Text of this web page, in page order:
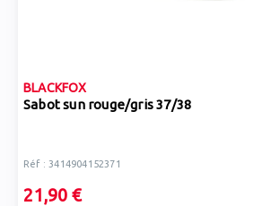
BLACKFOX
Sabot sun rouge/gris 37/38
Réf : 3414904152371
21,90 €